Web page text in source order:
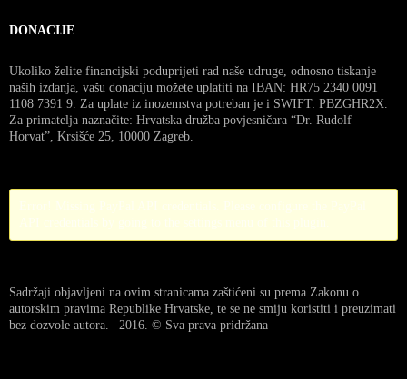
DONACIJE
Ukoliko želite financijski poduprijeti rad naše udruge, odnosno tiskanje
naših izdanja, vašu donaciju možete uplatiti na IBAN: HR75 2340 0091
1108 7391 9. Za uplate iz inozemstva potreban je i SWIFT: PBZGHR2X.
Za primatelja naznačite: Hrvatska družba povjesničara “Dr. Rudolf
Horvat”, Krsišće 25, 10000 Zagreb.
Sadržaji objavljeni na ovim stranicama zaštićeni su prema Zakonu o
autorskim pravima Republike Hrvatske, te se ne smiju koristiti i preuzimati
bez dozvole autora. | 2016. © Sva prava pridržana